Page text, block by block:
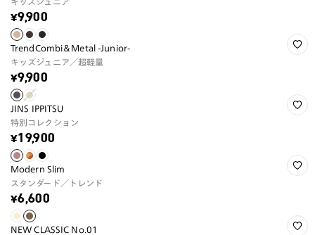
¥9,900
TrendCombi＆Metal -Junior-
キッズジュニア／超軽量
¥9,900
JINS IPPITSU
特別コレクション
¥19,900
Modern Slim
スタンダード／トレンド
¥6,600
NEW CLASSIC No.01